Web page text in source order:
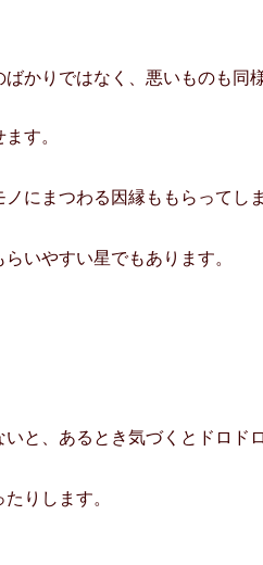
かりではなく、悪いものも同
す。
にまつわる因縁ももらってし
いやすい星でもあります。
と、あるとき気づくとドロド
りします。